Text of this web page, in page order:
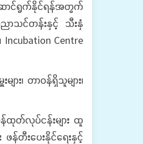
ောင်ရွက်နိုင်ရန်အတွက်
ညာသင်တန်းနှင့် သီးနှံ
Centre
၊ တာဝန်ရှိသူများ၊
ထုတ်လုပ်ငန်းများ ထူ​
န်တီးပေးနိုင်ရေးနှင့်